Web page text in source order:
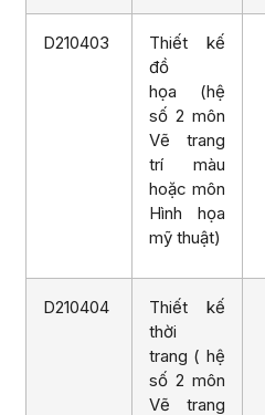
D210403
Thiết kế
đồ
họa (hệ
số 2 môn
Vẽ trang
trí màu
hoặc môn
Hình họa
mỹ thuật)
D210404
Thiết kế
thời
trang ( hệ
số 2 môn
Vẽ trang